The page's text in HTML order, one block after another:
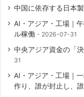
中国に依存する日本製
AI・アジア・工場｜
ル稼働
2026-07-31
中央アジア資金の「
31
AI・アジア・工場｜
作り、誰が封止し、